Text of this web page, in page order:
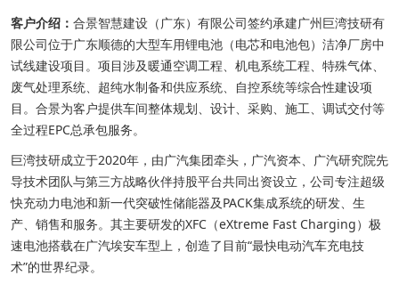
客户介绍： 合景智慧建设（广东）有限公司签约承建广州巨湾技研有
限公司位于广东顺德的大型车用锂电池（电芯和电池包）洁净厂房中
试线建设项目。项目涉及暖通空调工程、机电系统工程、特殊气体、
废气处理系统、超纯水制备和供应系统、自控系统等综合性建设项
目。合景为客户提供车间整体规划、设计、采购、施工、调试交付等
全过程EPC总承包服务。
巨湾技研成立于2020年，由广汽集团牵头，广汽资本、广汽研究院先
导技术团队与第三方战略伙伴持股平台共同出资设立，公司专注超级
快充动力电池和新一代突破性储能器及PACK集成系统的研发、生
产、销售和服务。其主要研发的XFC（eXtreme Fast Charging）极
速电池搭载在广汽埃安车型上，创造了目前“最快电动汽车充电技
术”的世界纪录。